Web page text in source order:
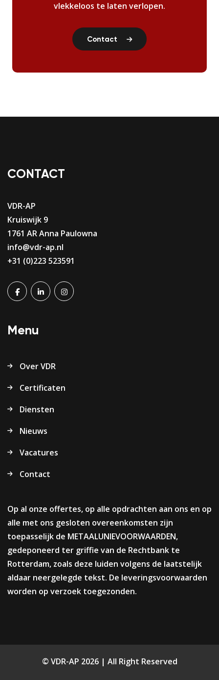
vlekkeloos te laten verlopen.
Contact
CONTACT
VDR-AP
Kruiswijk 9
1761 AR Anna Paulowna
info@vdr-ap.nl
+31 (0)223 523591
Menu
Over VDR
Certificaten
Diensten
Nieuws
Vacatures
Contact
Op al onze offertes, op alle opdrachten aan ons en op
alle met ons gesloten overeenkomsten zijn
toepasselijk de METAALUNIEVOORWAARDEN,
gedeponeerd ter griffie van de Rechtbank te
Rotterdam, zoals deze luiden volgens de laatstelijk
aldaar neergelegde tekst. De leveringsvoorwaarden
worden op verzoek toegezonden.
© VDR-AP 2026 | All Right Reserved